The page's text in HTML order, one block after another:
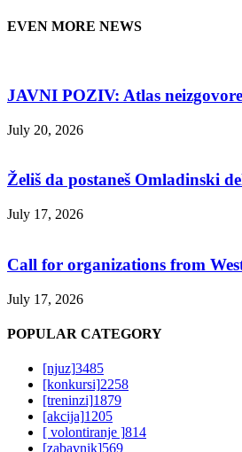
EVEN MORE NEWS
JAVNI POZIV: Atlas
July 20, 2026
Želiš da postaneš Omladinski
July 17, 2026
Call for organizations from
July 17, 2026
POPULAR CATEGORY
[njuz]3485
[konkursi]2258
[treninzi]1879
[akcija]1205
[ volontiranje ]814
[zabavnik]569